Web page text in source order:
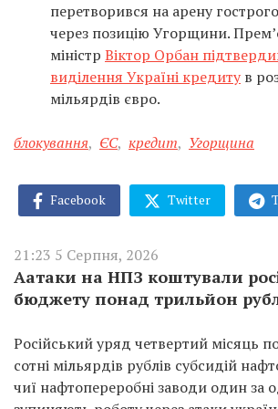
перетворився на арену
через позицію Угорщини.
міністр Віктор Орбан
виділення Україні кредиту в
мільярдів євро.
блокування, ЄС, кредит, Угорщина
Facebook Twitter
21:23 5 Серпня, 2026
Аатаки на НПЗ коштували
бюджету понад трильйон
Російський уряд четвертий місяць
сотні мільярдів рублів субсидій
чиї нафтопереробні заводи один за